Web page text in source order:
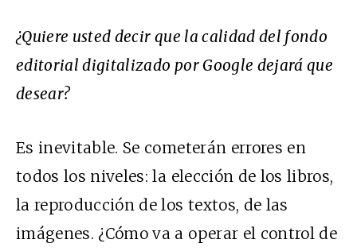
¿Quiere usted decir que la calidad del fondo
editorial digitalizado por Google dejará que
desear?
Es inevitable. Se cometerán errores en
todos los niveles: la elección de los libros,
la reproducción de los textos, de las
imágenes. ¿Cómo va a operar el control de